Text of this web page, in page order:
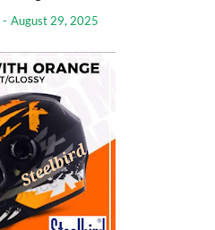
- August 29, 2025